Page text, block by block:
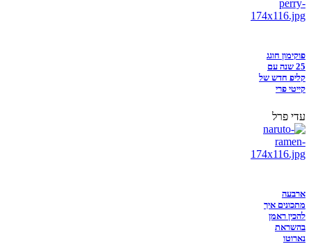
פוקימון חוגג
25 שנה עם
קליפ חדש של
קייטי פרי
עדי פרל
ארבעה
מתכונים איך
להכין ראמן
בהשראת
נארוטו